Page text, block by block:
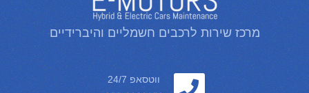
מרכז שירות לרכבים חשמליים והיברידיים
ווטסאפ 24/7